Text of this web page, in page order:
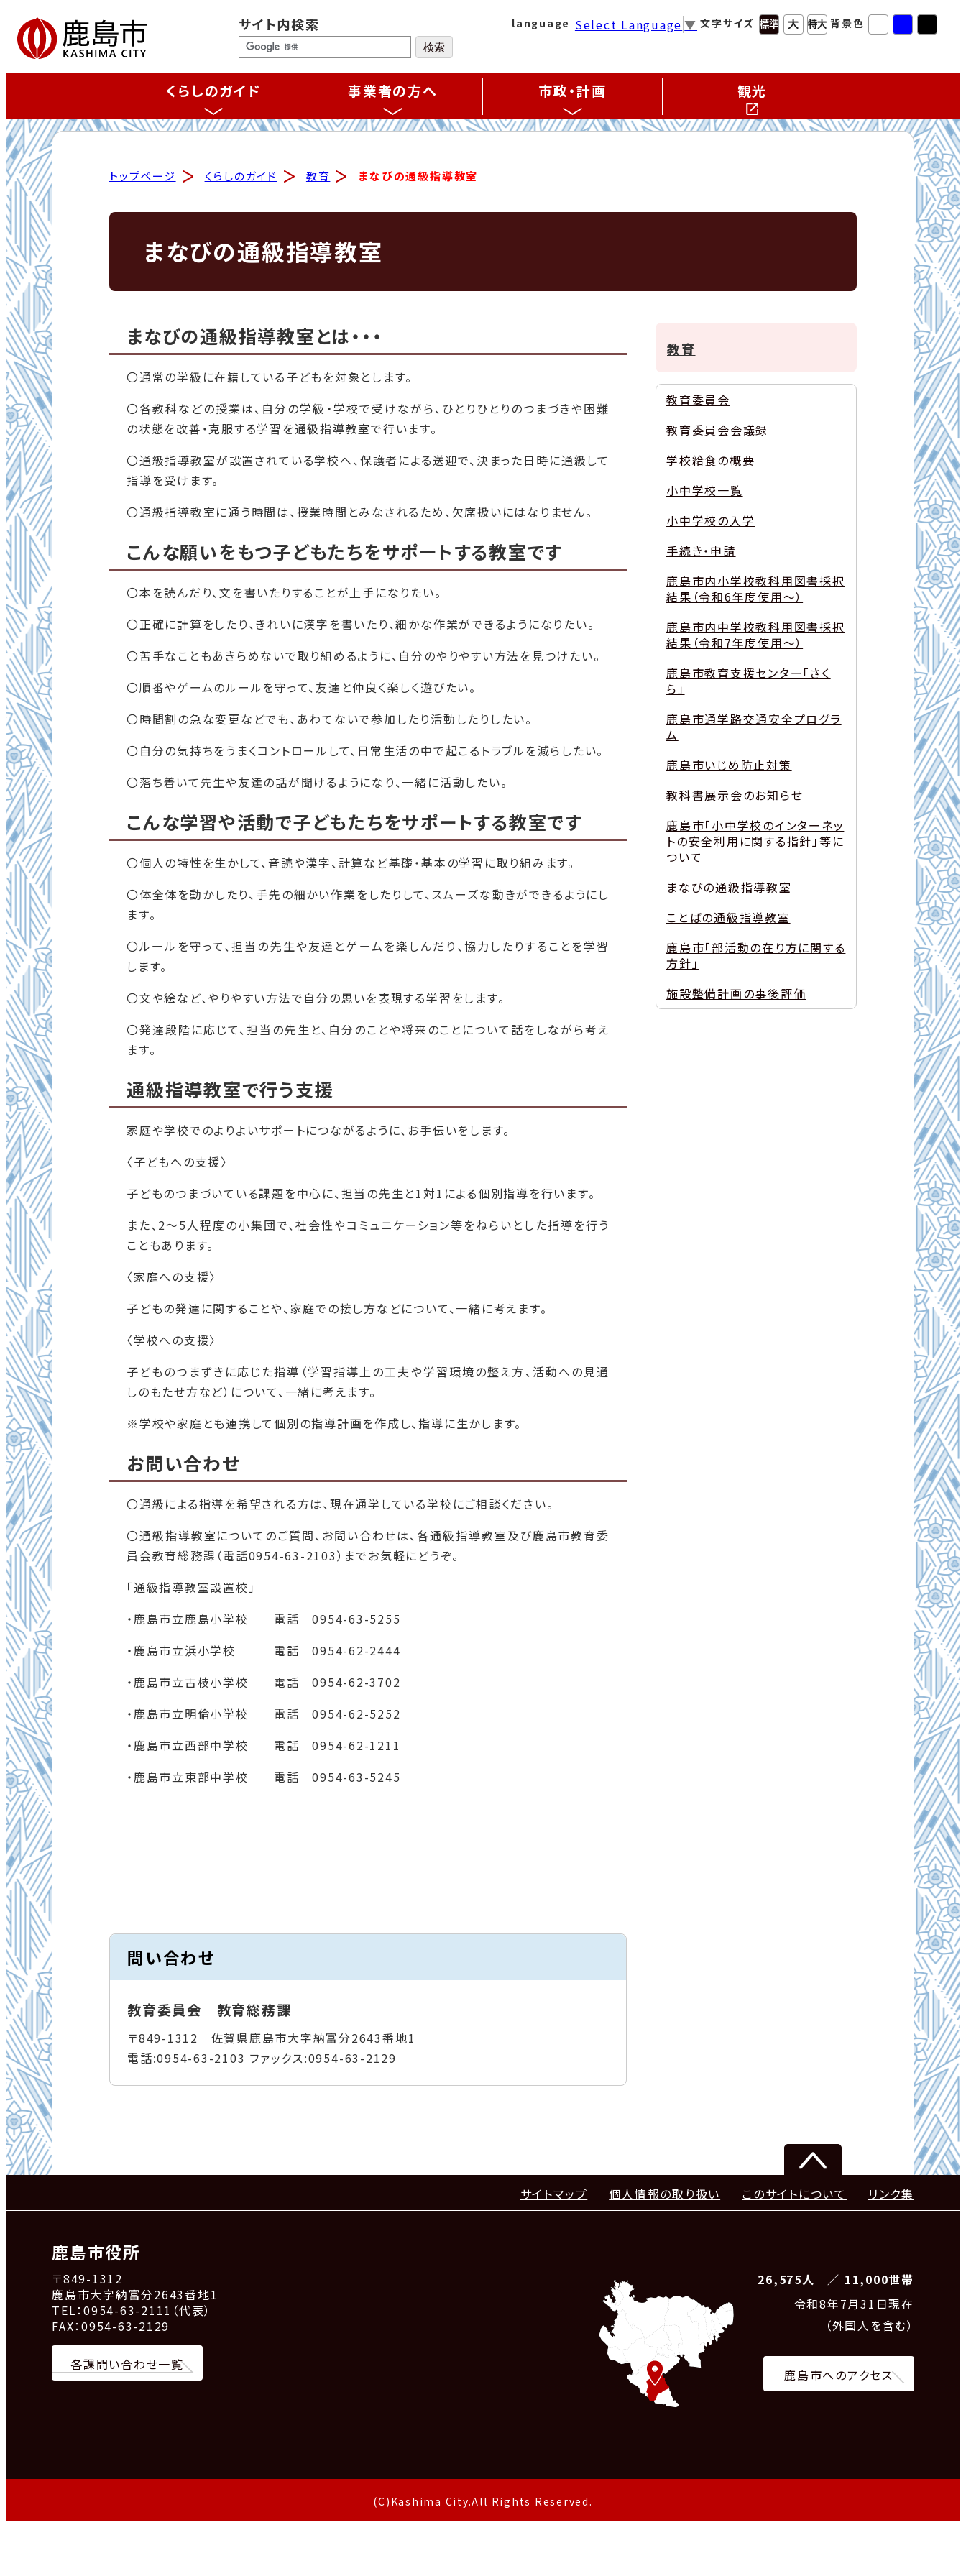
サイト内検索 language Select Language ▼ 文字サイズ 背景色
くらしのガイド 事業者の方へ 市政・計画 観光
トップページ くらしのガイド 教育 まなびの通級指導教室
まなびの通級指導教室
まなびの通級指導教室とは・・・
〇通常の学級に在籍している子どもを対象とします。
〇各教科などの授業は、自分の学級・学校で受けながら、ひとりひとりのつまづきや困難
の状態を改善・克服する学習を通級指導教室で行います。
〇通級指導教室が設置されている学校へ、保護者による送迎で、決まった日時に通級して
指導を受けます。
〇通級指導教室に通う時間は、授業時間とみなされるため、欠席扱いにはなりません。
こんな願いをもつ子どもたちをサポートする教室です
〇本を読んだり、文を書いたりすることが上手になりたい。
〇正確に計算をしたり、きれいに漢字を書いたり、細かな作業ができるようになりたい。
〇苦手なこともあきらめないで取り組めるように、自分のやりやすい方法を見つけたい。
〇順番やゲームのルールを守って、友達と仲良く楽しく遊びたい。
〇時間割の急な変更などでも、あわてないで参加したり活動したりしたい。
〇自分の気持ちをうまくコントロールして、日常生活の中で起こるトラブルを減らしたい。
〇落ち着いて先生や友達の話が聞けるようになり、一緒に活動したい。
こんな学習や活動で子どもたちをサポートする教室です
〇個人の特性を生かして、音読や漢字、計算など基礎・基本の学習に取り組みます。
〇体全体を動かしたり、手先の細かい作業をしたりして、スムーズな動きができるようにし
ます。
〇ルールを守って、担当の先生や友達とゲームを楽しんだり、協力したりすることを学習
します。
〇文や絵など、やりやすい方法で自分の思いを表現する学習をします。
〇発達段階に応じて、担当の先生と、自分のことや将来のことについて話をしながら考え
ます。
通級指導教室で行う支援
家庭や学校でのよりよいサポートにつながるように、お手伝いをします。
〈子どもへの支援〉
子どものつまづいている課題を中心に、担当の先生と1対1による個別指導を行います。
また、2～5人程度の小集団で、社会性やコミュニケーション等をねらいとした指導を行う
こともあります。
〈家庭への支援〉
子どもの発達に関することや、家庭での接し方などについて、一緒に考えます。
〈学校への支援〉
子どものつまずきに応じた指導（学習指導上の工夫や学習環境の整え方、活動への見通
しのもたせ方など）について、一緒に考えます。
※学校や家庭とも連携して個別の指導計画を作成し、指導に生かします。
お問い合わせ
〇通級による指導を希望される方は、現在通学している学校にご相談ください。
〇通級指導教室についてのご質問、お問い合わせは、各通級指導教室及び鹿島市教育委
員会教育総務課（電話0954-63-2103）までお気軽にどうぞ。
「通級指導教室設置校」
・鹿島市立鹿島小学校 電話 0954-63-5255
・鹿島市立浜小学校 電話 0954-62-2444
・鹿島市立古枝小学校 電話 0954-62-3702
・鹿島市立明倫小学校 電話 0954-62-5252
・鹿島市立西部中学校 電話 0954-62-1211
・鹿島市立東部中学校 電話 0954-63-5245
問い合わせ
教育委員会 教育総務課
〒849-1312 佐賀県鹿島市大字納富分2643番地1
電話:0954-63-2103 ファックス:0954-63-2129
教育
教育委員会
教育委員会会議録
学校給食の概要
小中学校一覧
小中学校の入学
手続き・申請
鹿島市内小学校教科用図書採択
結果（令和6年度使用～）
鹿島市内中学校教科用図書採択
結果（令和7年度使用～）
鹿島市教育支援センター「さく
ら」
鹿島市通学路交通安全プログラ
ム
鹿島市いじめ防止対策
教科書展示会のお知らせ
鹿島市「小中学校のインターネッ
トの安全利用に関する指針」等に
ついて
まなびの通級指導教室
ことばの通級指導教室
鹿島市「部活動の在り方に関する
方針」
施設整備計画の事後評価
サイトマップ 個人情報の取り扱い このサイトについて リンク集
鹿島市役所
〒849-1312
鹿島市大字納富分2643番地1
TEL：0954-63-2111（代表）
FAX：0954-63-2129
各課問い合わせ一覧
26,575人 ／ 11,000世帯
令和8年7月31日現在
（外国人を含む）
鹿島市へのアクセス
(C)Kashima City.All Rights Reserved.